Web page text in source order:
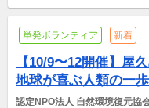
単発ボランティア 新着
【10/9〜12開催】屋
地球が喜ぶ人類の一歩
認定NPO法人 自然環境復元協